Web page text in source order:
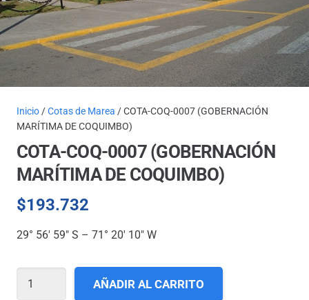
Inicio /Cotas de Marea / COTA-COQ-0007 (GOBERNACIÓN
MARÍTIMA DE COQUIMBO)
COTA-COQ-0007 (GOBERNACIÓN
MARÍTIMA DE COQUIMBO)
$193.732
29° 56′ 59″ S – 71° 20′ 10″ W
COTA-
AÑADIR AL CARRITO